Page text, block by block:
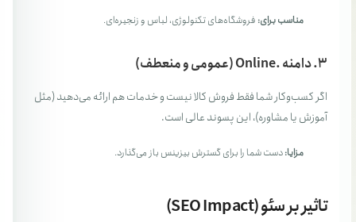
مناسب برای: فروشگاه‌های تکنولوژی، لباس و زنجیره‌ای.
۳. دامنه .Online (عمومی و منعطف)
اگر کسب‌وکار شما فقط فروش کالا نیست و خدمات هم ارائه می‌دهید (مثل
آموزش یا مشاوره)، این پسوند عالی است.
مزایا:دست شما را برای گسترش بیزینس باز می‌گذارد.
تاثیر بر سئو (SEO Impact)